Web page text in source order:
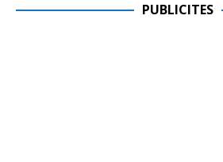
PUBLICITES